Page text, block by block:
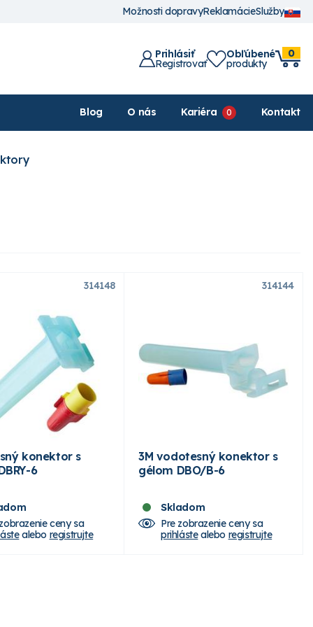
Možnosti dopravyReklamácieSlužby
Prihlásiť
Registrovať
Obľúbené
produkty
0
Blog O nás Kariéra Kontakt
314148
konektor s
6
ceny sa
alebo registrujte
314144
3M vodotesný konektor s
gélom DBO/B-6
Skladom
Pre zobrazenie ceny sa
prihlástealebo registrujte